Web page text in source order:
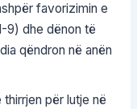
favorizimin e
9) dhe dënon të
qëndron në anën
për lutje në